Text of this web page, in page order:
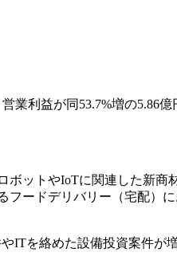
利益が同53.7%増の5.86億
ットやIoTに関連した新商
ードデリバリー（宅配）
ITを絡めた設備投資案件が